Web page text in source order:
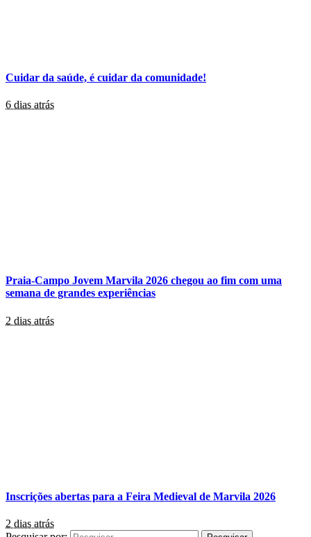
Cuidar da saúde, é cuidar da comunidade!
6 dias atrás
Praia-Campo Jovem Marvila 2026 chegou ao fim com uma
semana de grandes experiências
2 dias atrás
Inscrições abertas para a Feira Medieval de Marvila 2026
2 dias atrás